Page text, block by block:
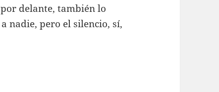
delante, también lo
nadie, pero el silencio, sí,